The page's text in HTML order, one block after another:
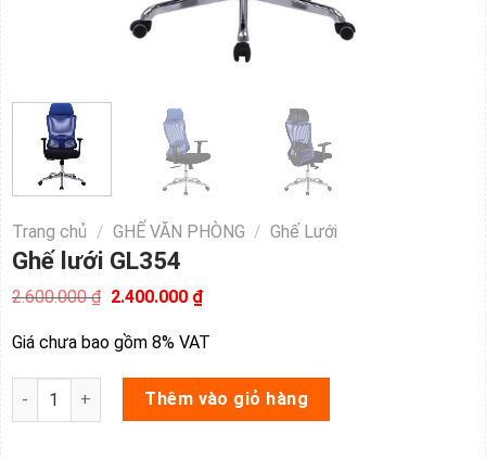
Trang chủ / GHẾ VĂN PHÒNG / Ghế Lưới
Ghế lưới GL354
2.600.000₫ Giá
là:
2.600.000 ₫.
2.400.000 ₫Giá
hiện
tại
là:
Giá chưa bao gồm 8% VAT
Ghế lưới GL354 số lượngThêm vào giỏ hàng